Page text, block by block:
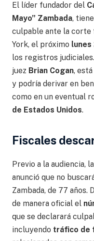
El líder fundador del
Mayo” Zambada,
culpable ante la corte
York, el próximo
los registros
juez Brian Cogan,
y podría derivar en
como en un eventual
de Estados Unidos.
Fiscales
Previo a la audiencia, la
anunció que no
Zambada, de 77 años.
de manera oficial el
que se declarará
incluyendo tráfico de